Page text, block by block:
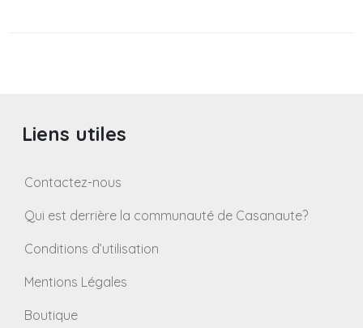
Liens utiles
Contactez-nous
Qui est derrière la communauté de Casanaute?
Conditions d’utilisation
Mentions Légales
Boutique